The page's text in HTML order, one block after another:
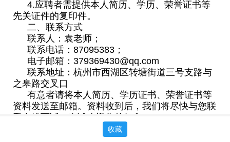
4.应聘者需提供本人简历、学历、荣誉证书等
先关证件的复印件。
二、联系方式
联系人：袁老师；
联系电话：87095383；
电子邮箱：379369430@qq.com
联系地址：杭州市西湖区转塘街道三号支路与
之皋路交叉口
有意者请将本人简历、学历证书、荣誉证书等
资料发送至邮箱。资料收到后，我们将尽快与您联
杭州市西湖区午山幼儿园
收藏